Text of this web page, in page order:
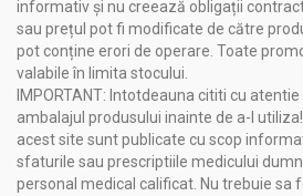
Administrare
Tinctura echinaceea 50ml -
Cum se utilizează produsul?
Intern: câte 30 picături de 3 ori pe zi
ceai; cură de 3 săptămâni, după care
săptămână, apoi se poate relua.
informativ și nu creează obligații
sau prețul pot fi modificate de către
pot conține erori de operare. Toate
valabile în limita stocului.
IMPORTANT: Intotdeauna cititi cu
ambalajul produsului inainte de a-l
acest site sunt publicate cu scop
sfaturile sau prescriptiile medicului
personal medical calificat. Nu trebuie sa